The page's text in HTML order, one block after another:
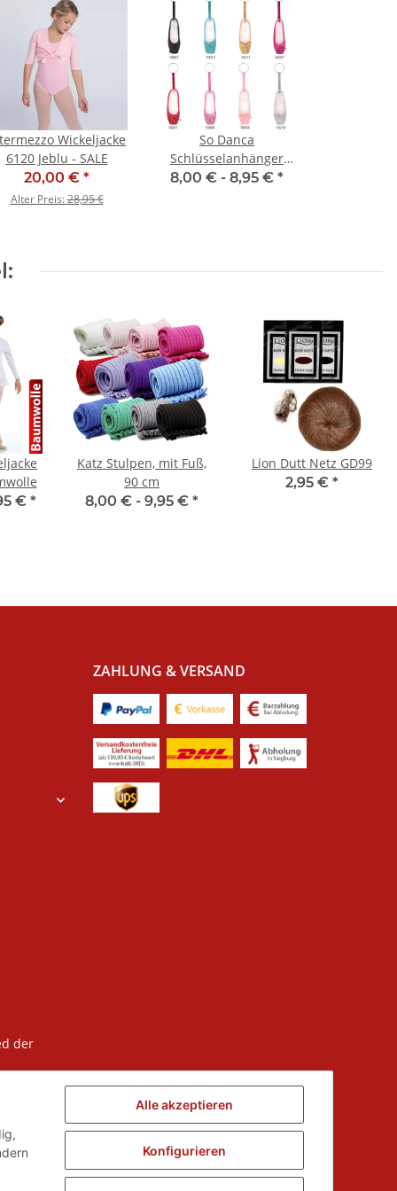
Alle akzeptieren
Konfigurieren
Wickeljacke
6120 Jeblu - SALE
20,00 € *
Alter Preis:28,95 €
So Danca
Schlüsselanhänger
KCE01G Glitzer Mini-
8,00 € - 8,95 € *
€ *
Katz Stulpen, mit Fuß,
90 cm
8,00 € - 9,95 € *
Lion Dutt Netz GD99
2,95 € *
ZAHLUNG & VERSAND
der